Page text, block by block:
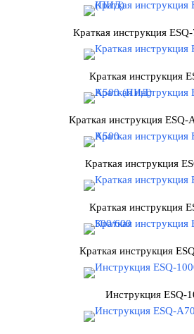
Краткая инструкция
Краткая инструкция
Краткая инструкция
Краткая инструкция
Краткая инструкция
Краткая инструкция
Инструкция ESQ-